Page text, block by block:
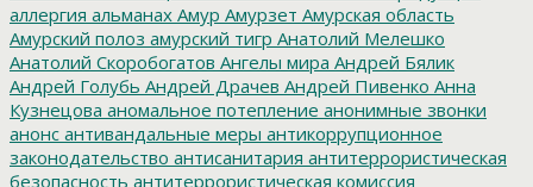
аллергия альманах Амур Амурзет Амурская область
Амурский полоз амурский тигр Анатолий Мелешко
Анатолий Скоробогатов Ангелы мира Андрей Бялик
Андрей Голубь Андрей Драчев Андрей Пивенко Анна
Кузнецова аномальное потепление анонимные звонки
анонс антивандальные меры антикоррупционное
законодательство антисанитария антитеррористическая
безопасность антитеррористическая комиссия